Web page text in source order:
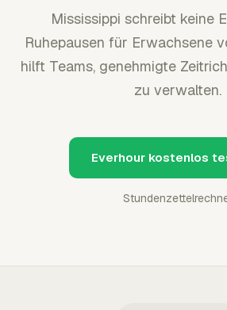
Mississippi schreibt keine
Ruhepausen für Erwachsene
hilft Teams, genehmigte
zu verwalten.
Everhour kostenlos